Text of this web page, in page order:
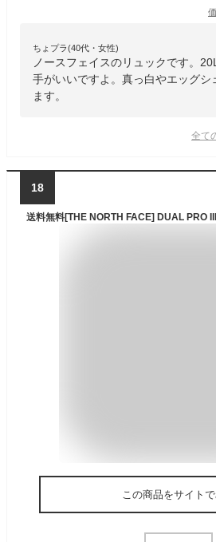
ちょプラ(40代・女性)
ノースフェイスのリュックです。
手がいいですよ。真っ白やエッグシ
ます。
全て
18
この商品をサイト